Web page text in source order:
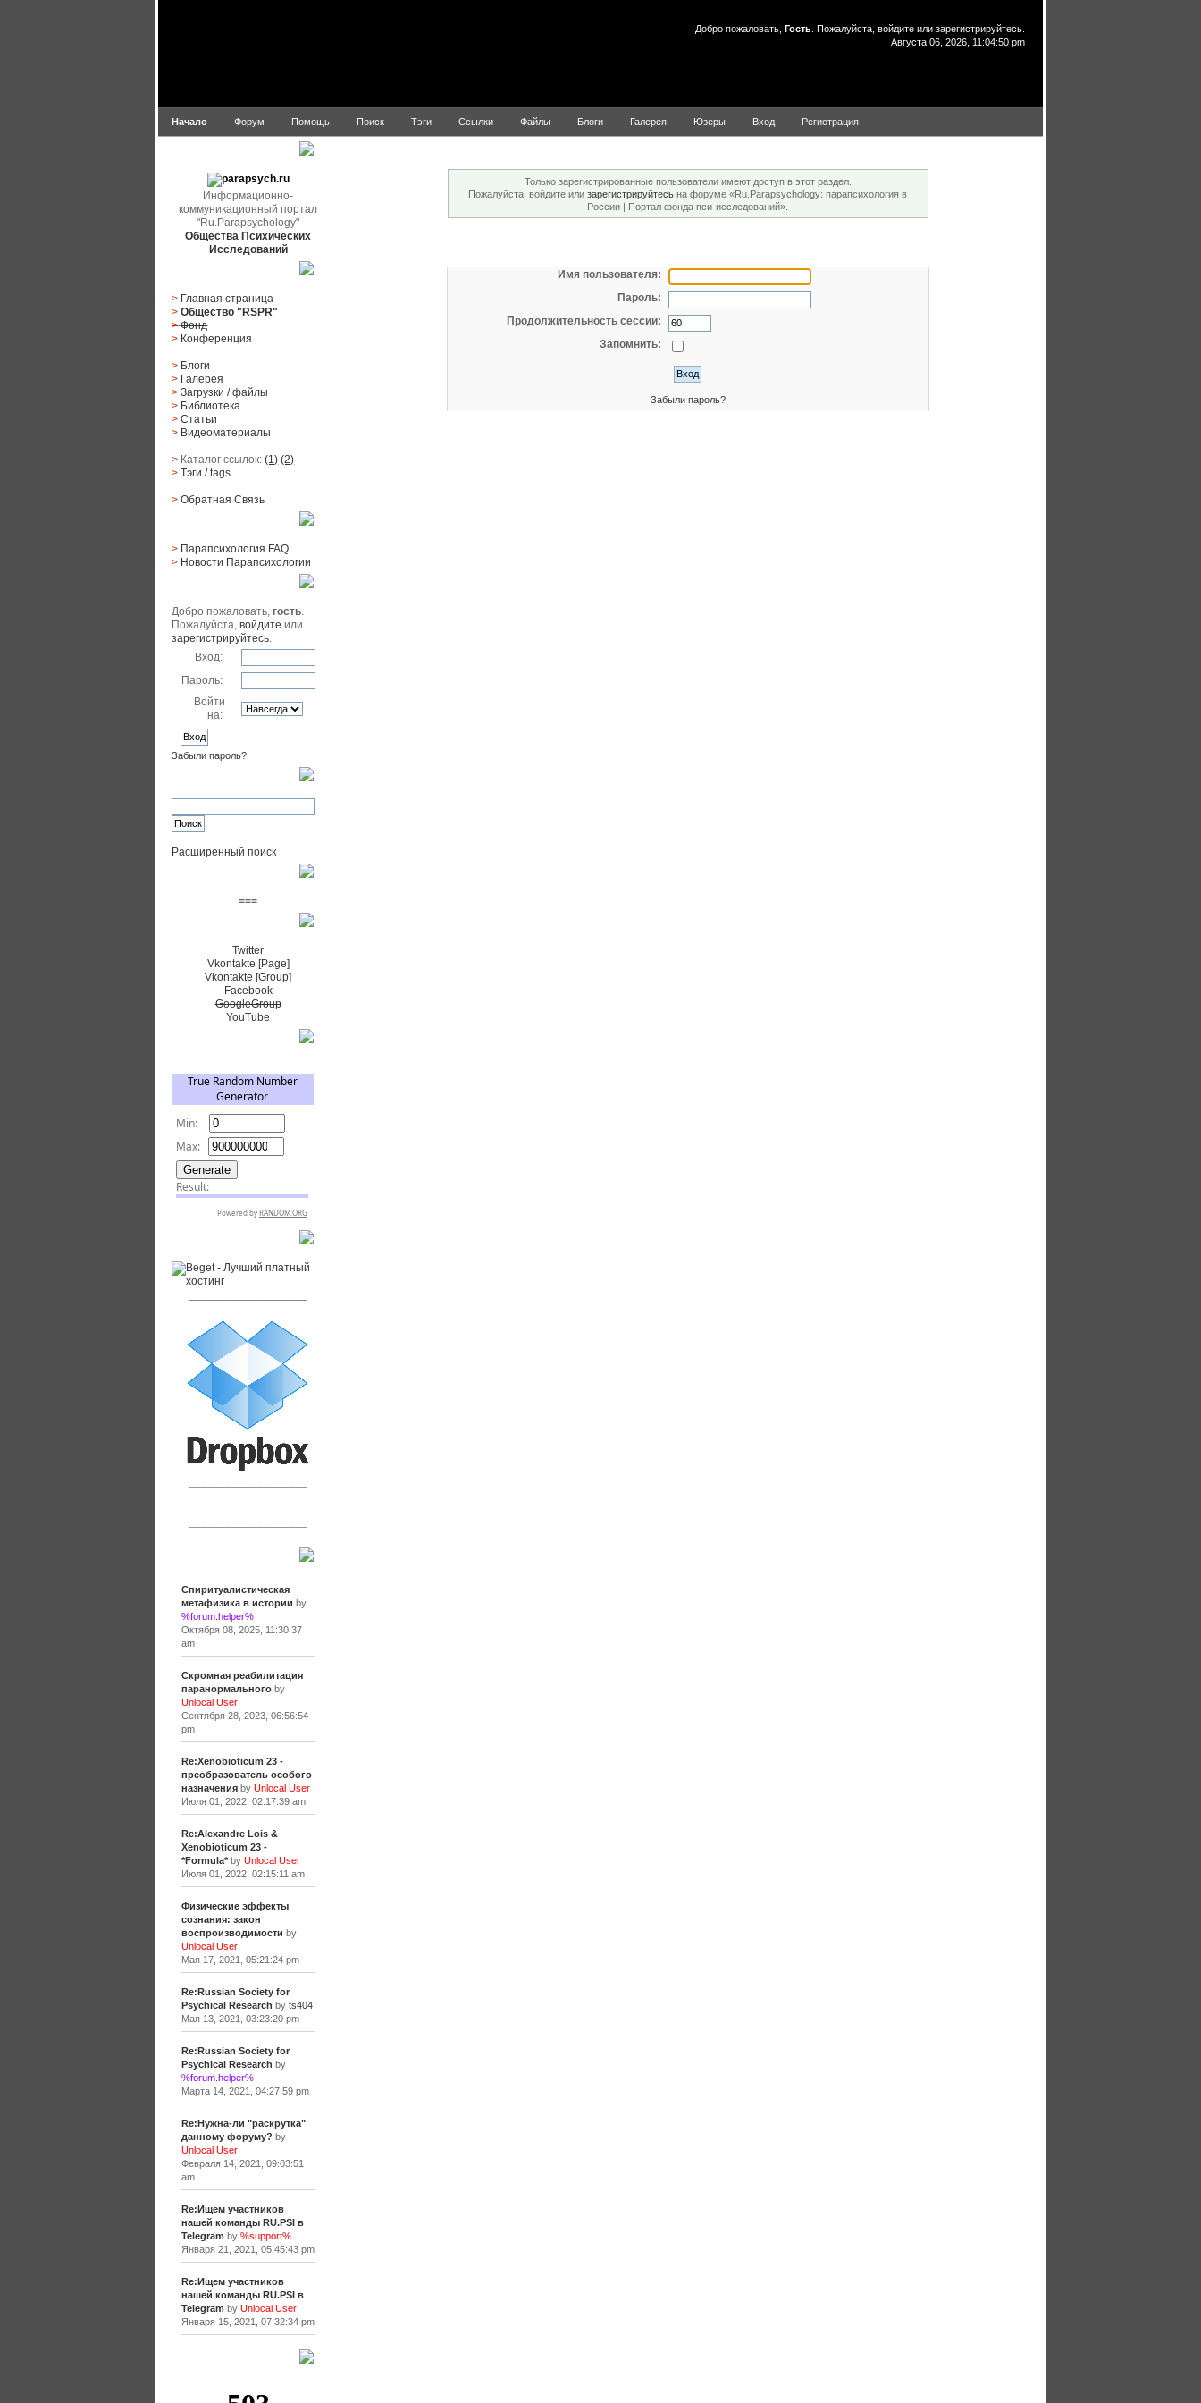
Добро пожаловать, Гость . Пожалуйста, войдите или зарегистрируйтесь
Августа 06, 2026, 11:04:50 pm
Начало Форум Помощь Поиск Тэги Ссылки Файлы Блоги Галерея Юзеры Вход Регистрация
Информационно-
коммуникационный портал
"Ru.Parapsychology"
Общества Психических
Исследований
> Главная страница
> Общество "RSPR"
> Фонд
> Конференция
> Блоги
> Галерея
> Загрузки/файлы
> Библиотека
> Статьи
> Видеоматериалы
> Каталог ссылок:(1) (2)
> Тэги/ tags
> Обратная Cвязь
> Парапсихология FAQ
> Новости Парапсихологии
Добро пожаловать,гость.
Пожалуйста,войдите или
зарегистрируйтесь.
Вход:
Пароль:
Войти
на:
Забыли пароль?
Расширенный поиск
===
Twitter
Vkontakte [Page]
Vkontakte [Group]
Facebook
GoogleGroup
YouTube
Спиритуалистическая
метафизика в истории by
%forum.helper%
Октября 08, 2025, 11:30:37
am
Скромная реабилитация
паранормальногоby
Unlocal User
Сентября 28, 2023, 06:56:54
pm
Re:Xenobioticum 23 -
преобразователь особого
назначенияby Unlocal User
Июля 01, 2022, 02:17:39 am
Re:Alexandre Lois &
Xenobioticum 23 -
*Formula*by Unlocal User
Июля 01, 2022, 02:15:11 am
Физические эффекты
сознания: закон
воспроизводимости by
Unlocal User
Мая 17, 2021, 05:21:24 pm
Re:Russian Society for
Psychical Research by ts404
Мая 13, 2021, 03:23:20 pm
Re:Russian Society for
Psychical Research by
%forum.helper%
Марта 14, 2021, 04:27:59 pm
Re:Нужна-ли "раскрутка"
данному форуму? by
Unlocal User
Февраля 14, 2021, 09:03:51
am
Re:Ищем участников
нашей команды RU.PSI в
Telegram by %support%
Января 21, 2021, 05:45:43 pm
Re:Ищем участников
нашей команды RU.PSI в
Telegram by Unlocal User
Января 15, 2021, 07:32:34 pm
Только зарегистрированные пользователи имеют доступ в этот раздел.
Пожалуйста, войдите или зарегистрируйтесь на форуме «Ru.Parapsychology: парапсихология в
России | Портал фонда пси-исследований».
Имя пользователя:
Пароль:
Продолжительность сессии:
Запомнить:
Забыли пароль?